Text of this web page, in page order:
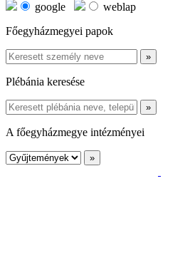
google
weblap
Főegyházmegyei papok
Plébánia keresése
A főegyházmegye intézményei